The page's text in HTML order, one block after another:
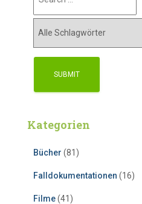
Kategorien
Bücher (81)
Falldokumentationen (16)
Filme(41)